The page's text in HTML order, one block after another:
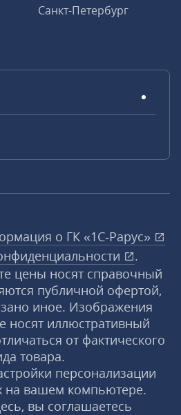
Санкт-Петербург
о ГК «1С‑Рарус»
.
цены носят справочный
публичной офертой,
иное. Изображения
носят иллюстративный
от фактического
товара.
персонализации
на вашем компьютере.
вы соглашаетесь